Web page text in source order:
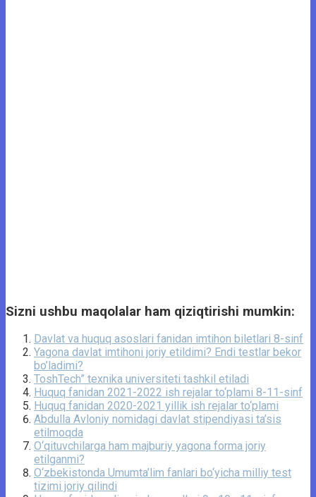
Sizni ushbu maqolalar ham qiziqtirishi mumkin:
Davlat va huquq asoslari fanidan imtihon biletlari 8-sinf
Yagona davlat imtihoni joriy etildimi? Endi testlar bekor
bo’ladimi?
ToshTech” texnika universiteti tashkil etiladi
Huquq fanidan 2021-2022 ish rejalar to‘plami 8-11-sinf
Huquq fanidan 2020-2021 yillik ish rejalar to‘plami
Abdulla Avloniy nomidagi davlat stipendiyasi ta’sis
etilmoqda
O‘qituvchilarga ham majburiy yagona forma joriy
etilganmi?
O‘zbekistonda Umumta’lim fanlari bo‘yicha milliy test
tizimi joriy qilindi